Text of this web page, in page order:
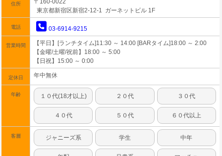
住所
〒160-0022
東京都新宿区新宿2-12-1 ガーネットビル 1F
電話 03-6914-9215
営業時間
【平日】[ランチタイム]11:30 ～ 14:00 [BARタイム]18:00 ～ 2:00
【金曜/土曜/祝前】18:00 ～ 5:00
【日祝】15:00 ～ 0:00
定休日 年中無休
年齢 １０代(18才以上) ２０代 ３０代
４０代 ５０代 ６０代以上
客層 ジャニーズ系 学生 中年